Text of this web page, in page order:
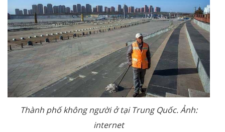
Thành phố không người ở tại Trung Quốc. Ảnh:
internet